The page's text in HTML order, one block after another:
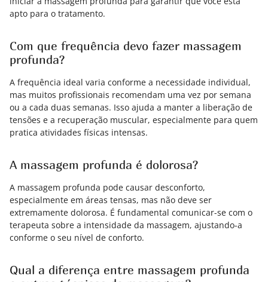
apto para o tratamento.
Com que frequência devo fazer massagem
profunda?
A frequência ideal varia conforme a necessidade individual,
mas muitos profissionais recomendam uma vez por semana
ou a cada duas semanas. Isso ajuda a manter a liberação de
tensões e a recuperação muscular, especialmente para quem
pratica atividades físicas intensas.
A massagem profunda é dolorosa?
A massagem profunda pode causar desconforto,
especialmente em áreas tensas, mas não deve ser
extremamente dolorosa. É fundamental comunicar-se com o
terapeuta sobre a intensidade da massagem, ajustando-a
conforme o seu nível de conforto.
Qual a diferença entre massagem profunda